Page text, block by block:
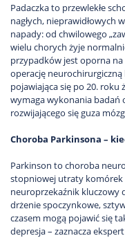
Padaczka to przewlekłe
nagłych, nieprawidłowych
napady: od chwilowego
wielu chorych żyje
przypadków jest oporna
operację
pojawiająca się po 20. roku
wymaga wykonania badań
rozwijającego się guza
Choroba Parkinsona –
Parkinson to choroba
stopniowej utraty
neuroprzekaźnik kluczowy
drżenie spoczynkowe,
czasem mogą pojawić się
depresja – zaznacza